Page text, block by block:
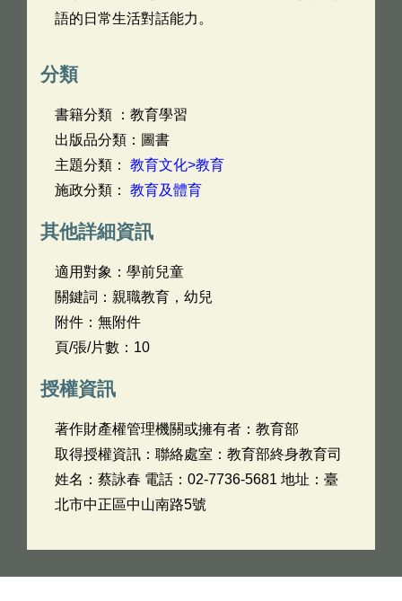
語的日常生活對話能力。
分類
書籍分類 ：教育學習
出版品分類：圖書
主題分類： 教育文化>教育
施政分類： 教育及體育
其他詳細資訊
適用對象：學前兒童
關鍵詞：親職教育，幼兒
附件：無附件
頁/張/片數：10
授權資訊
著作財產權管理機關或擁有者：教育部
取得授權資訊：聯絡處室：教育部終身教育司
姓名：蔡詠春 電話：02-7736-5681 地址：臺
北市中正區中山南路5號